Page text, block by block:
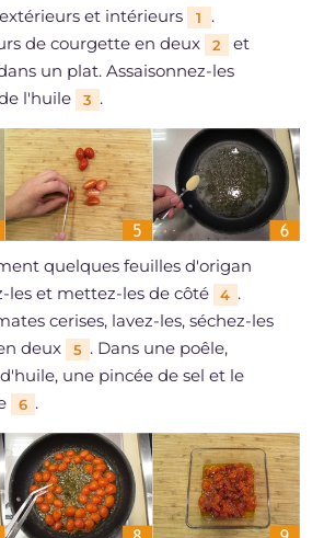
et intérieurs
1
.
de courgette en deux
2
et
un plat. Assaisonnez-les
l'huile
3 .
quelques feuilles d'origan
les et mettez-les de côté
4 .
cerises, lavez-les, séchez-les
deux
5 . Dans une poêle,
une pincée de sel et le
6 .